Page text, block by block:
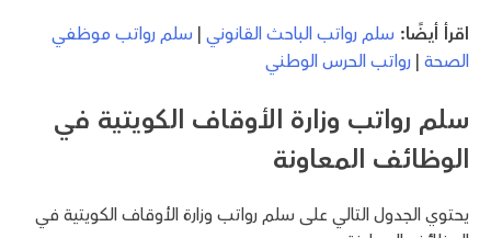
اقرأ أيضًا: سلم رواتب الباحث القانوني | سلم رواتب موظفي
الصحة | رواتب الحرس الوطني
سلم رواتب وزارة الأوقاف الكويتية في
الوظائف المعاونة
يحتوي الجدول التالي على سلم رواتب وزارة الأوقاف الكويتية في